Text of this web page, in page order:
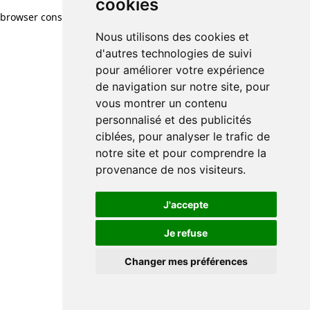
cookies
Nous utilisons des cookies et
d'autres technologies de suivi
pour améliorer votre expérience
de navigation sur notre site, pour
vous montrer un contenu
personnalisé et des publicités
ciblées, pour analyser le trafic de
notre site et pour comprendre la
provenance de nos visiteurs.
J'accepte
Je refuse
Changer mes préférences
browser console for more information)